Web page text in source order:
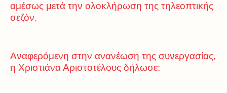
αμέσως μετά την ολοκλήρωση της τηλεοπτικής
σεζόν.
Αναφερόμενη στην ανανέωση της συνεργασίας,
η Χριστιάνα Αριστοτέλους δήλωσε: